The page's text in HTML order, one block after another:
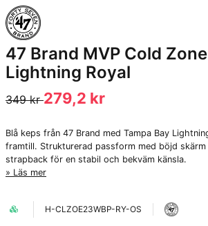
47 Brand MVP Cold
Lightning Royal
349 kr279,2 kr
Blå keps från 47 Brand med Tampa Bay
framtill. Strukturerad passform med böjd
strapback för en stabil och bekväm känsla.
Läs mer
H-CLZOE23WBP-RY-OS